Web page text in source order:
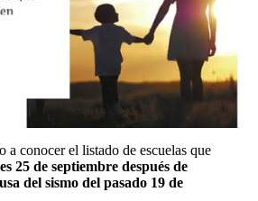
a conocer el listado de escuelas que
25 de septiembre después de
del sismo del pasado 19 de